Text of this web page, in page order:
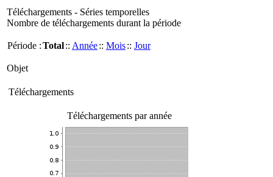
Téléchargements - Séries temporelles
Nombre de téléchargements durant la période
Période :Total:: Année:: Mois:: Jour
Objet
Téléchargements
Téléchargements par année